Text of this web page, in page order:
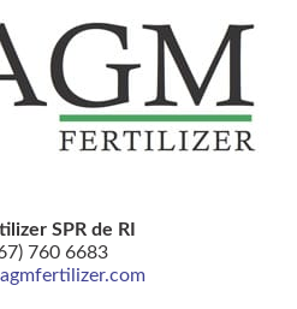
SPR de RI
760 6683